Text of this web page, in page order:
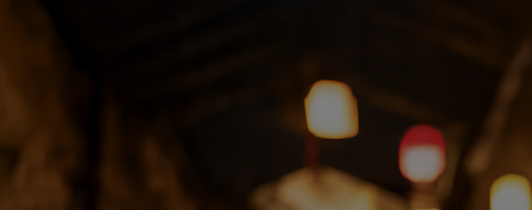
Pour les entreprises
Pour le monde